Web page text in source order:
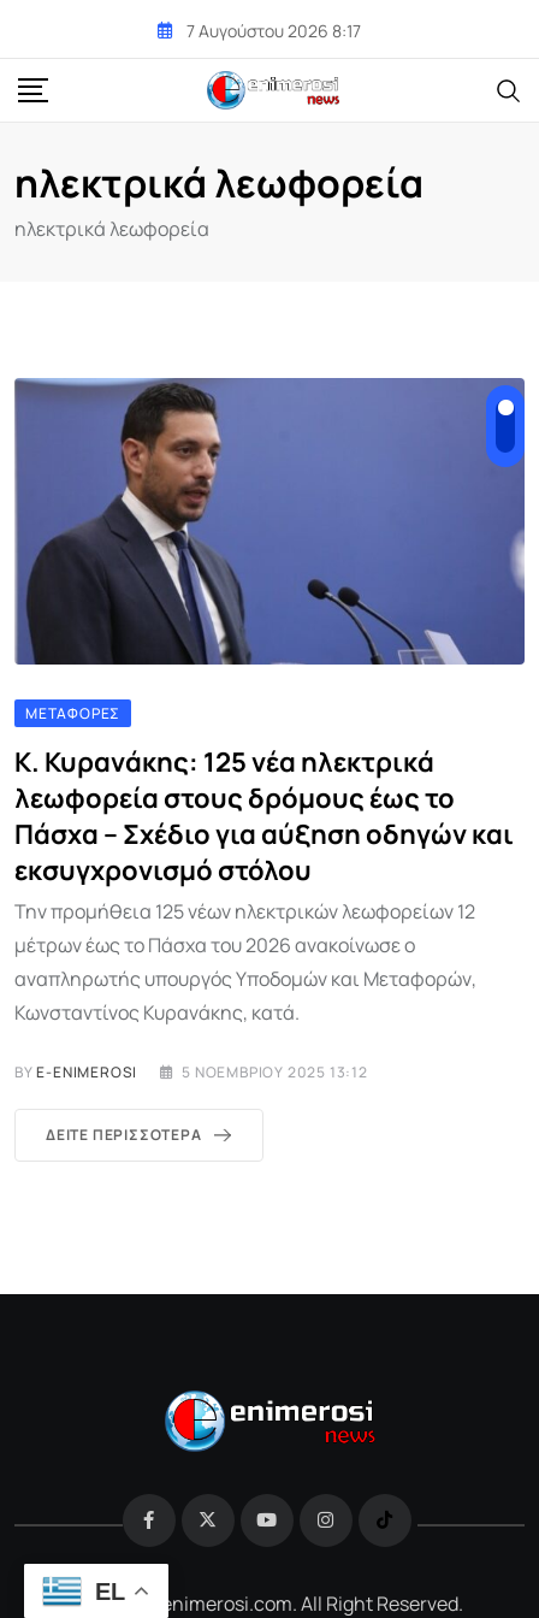
content
7 Αυγούστου 2026 8:17
ηλεκτρικά λεωφορεία
ηλεκτρικά λεωφορεία
ΜΕΤΑΦΟΡΈΣ
Κ. Κυρανάκης: 125 νέα ηλεκτρικά
λεωφορεία στους δρόμους έως το
Πάσχα – Σχέδιο για αύξηση οδηγών και
εκσυγχρονισμό στόλου
Την προμήθεια 125 νέων ηλεκτρικών λεωφορείων 12
μέτρων έως το Πάσχα του 2026 ανακοίνωσε ο
αναπληρωτής υπουργός Υποδομών και Μεταφορών,
Κωνσταντίνος Κυρανάκης, κατά.
BYE-ENIMEROSI 5 ΝΟΕΜΒΡΊΟΥ 2025 13:12
ΔΕΊΤΕ ΠΕΡΙΣΣΌΤΕΡΑ
@2026 e-enimerosi.com. All Right Reserved.
EL